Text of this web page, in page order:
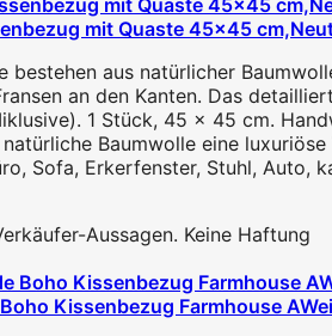
mit Quaste 45x45
aus natürlicher
an den Kanten. Das
1 Stück, 45 x 45 cm.
Baumwolle eine
Sofa, Erkerfenster, Stuhl, Auto,
Aussagen. Keine Haftung
Kissenbezug Farmhouse